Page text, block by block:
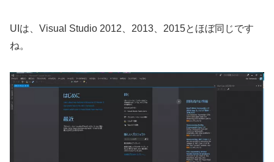
UIは、Visual Studio 2012、2013、2015とほぼ同じです
ね。